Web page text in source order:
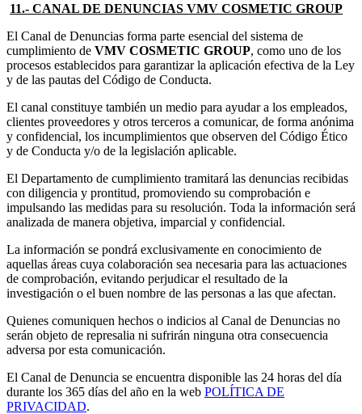
11.- CANAL DE DENUNCIAS VMV COSMETIC GROUP
El Canal de Denuncias forma parte esencial del sistema de
cumplimiento de VMV COSMETIC GROUP, como uno de los
procesos establecidos para garantizar la aplicación efectiva de la Ley
y de las pautas del Código de Conducta.
El canal constituye también un medio para ayudar a los empleados,
clientes proveedores y otros terceros a comunicar, de forma anónima
y confidencial, los incumplimientos que observen del Código Ético
y de Conducta y/o de la legislación aplicable.
El Departamento de cumplimiento tramitará las denuncias recibidas
con diligencia y prontitud, promoviendo su comprobación e
impulsando las medidas para su resolución. Toda la información será
analizada de manera objetiva, imparcial y confidencial.
La información se pondrá exclusivamente en conocimiento de
aquellas áreas cuya colaboración sea necesaria para las actuaciones
de comprobación, evitando perjudicar el resultado de la
investigación o el buen nombre de las personas a las que afectan.
Quienes comuniquen hechos o indicios al Canal de Denuncias no
serán objeto de represalia ni sufrirán ninguna otra consecuencia
adversa por esta comunicación.
El Canal de Denuncia se encuentra disponible las 24 horas del día
durante los 365 días del año en la web POLÍTICA DE
PRIVACIDAD.